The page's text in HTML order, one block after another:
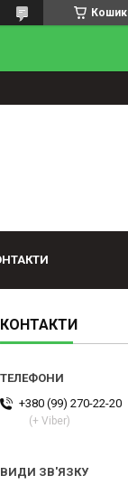
Кошик
КОНТАКТИ
+380 (99) 270-22-20
(+ Viber)